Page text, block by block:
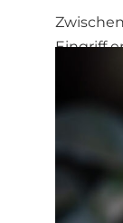
Eingriff
weit